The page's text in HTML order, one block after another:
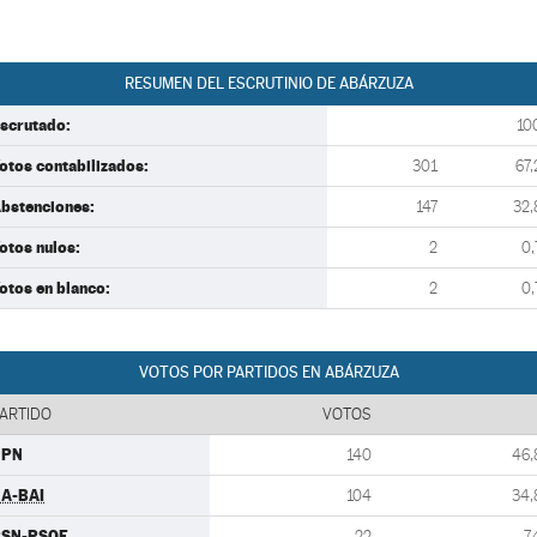
RESUMEN DEL ESCRUTINIO DE ABÁRZUZA
contabilizados: 301
147
nulos: 2
en blanco: 2
VOTOS POR PARTIDOS EN ABÁRZUZA
VOTOS
140
BAI 104